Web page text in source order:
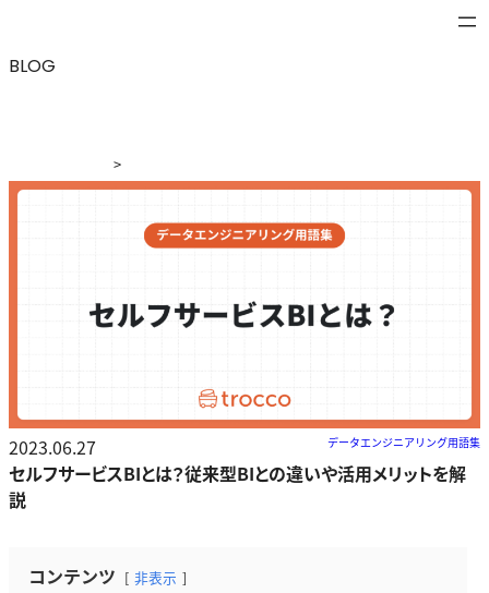
BLOG
>
ブログ>セルフサービスBIとは？従来型BIとの違いや活用
2023.06.27 データエンジニアリング用語集
セルフサービスBIとは？従来型BIとの違いや活用メリットを解
説
コンテンツ 非表示